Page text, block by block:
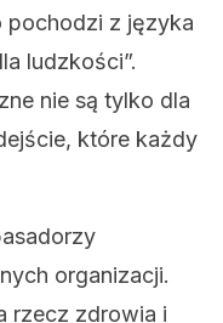
pochodzi z języka
ludzkości”.
nie są tylko dla
które każdy
organizacji.
rzecz zdrowia i